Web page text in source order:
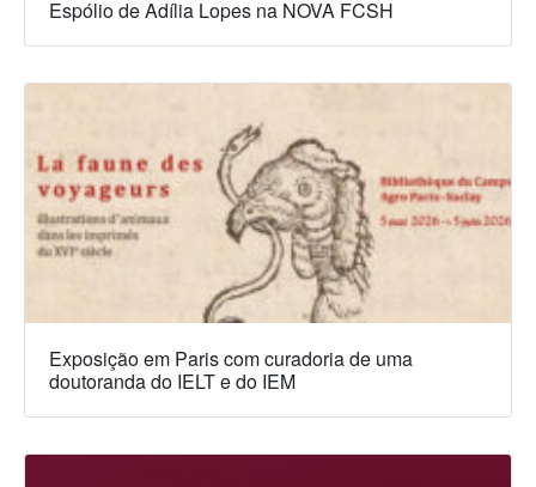
Espólio de Adília Lopes na NOVA FCSH
Exposição em Paris com curadoria de uma
doutoranda do IELT e do IEM